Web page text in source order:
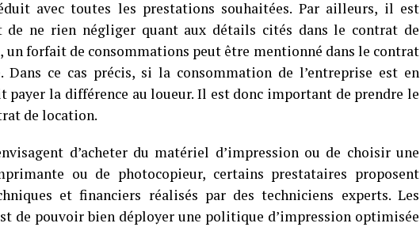
avec toutes les prestations souhaitées. Par ailleurs, il est
de ne rien négliger quant aux détails cités dans le contrat de
un forfait de consommations peut être mentionné dans le contrat
Dans ce cas précis, si la consommation de l’entreprise est en
payer la différence au loueur. Il est donc important de prendre le
de location.
d’acheter du matériel d’impression ou de choisir une
ou de photocopieur, certains prestataires proposent
et financiers réalisés par des techniciens experts. Les
de pouvoir bien déployer une politique d’impression optimisée